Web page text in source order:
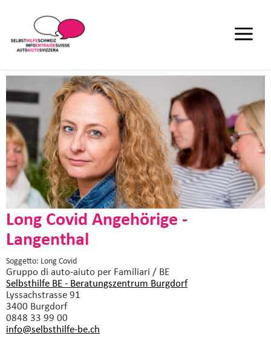
Long Covid Angehörige -
Langenthal
Soggetto: Long Covid
Gruppo di auto-aiuto per Familiari / BE
Selbsthilfe BE - Beratungszentrum Burgdorf
Lyssachstrasse 91
3400 Burgdorf
0848 33 99 00
info@selbsthilfe-be.ch